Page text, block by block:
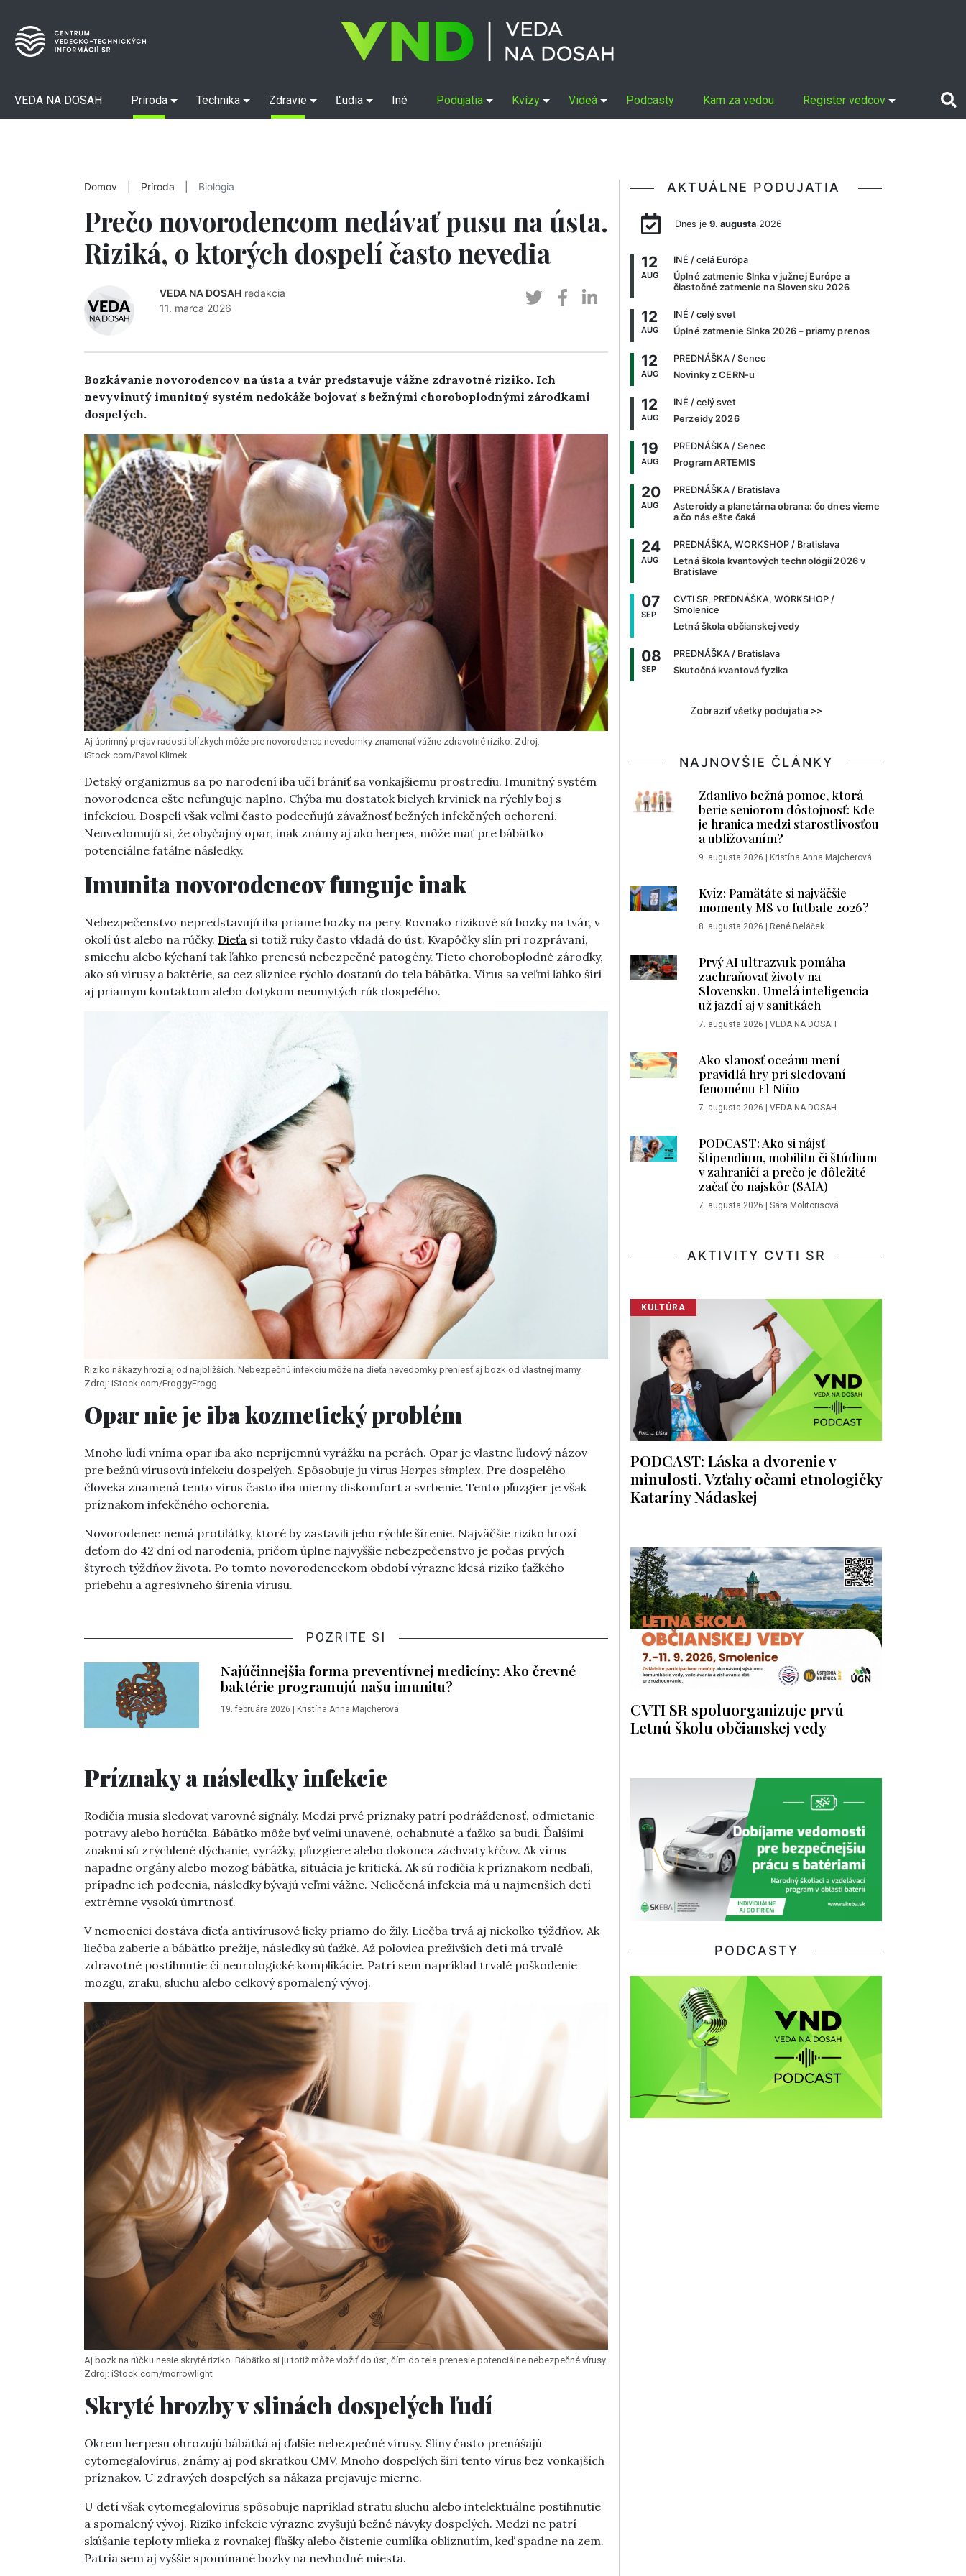
VEDA NA DOSAH Príroda Technika Zdravie Ľudia Iné Podujatia Kvízy Videá Podcasty Kam za vedou Register vedcov
Domov Príroda Biológia
Prečo novorodencom nedávať pusu na ústa.
Riziká, o ktorých dospelí často nevedia
VEDA NA DOSAH redakcia
11. marca 2026
Bozkávanie novorodencov na ústa a tvár predstavuje vážne zdravotné riziko. Ich
nevyvinutý imunitný systém nedokáže bojovať s bežnými choroboplodnými zárodkami
dospelých.
Aj úprimný prejav radosti blízkych môže pre novorodenca nevedomky znamenať vážne zdravotné riziko. Zdroj:
iStock.com/Pavol Klimek
Detský organizmus sa po narodení iba učí brániť sa vonkajšiemu prostrediu. Imunitný systém
novorodenca ešte nefunguje naplno. Chýba mu dostatok bielych krviniek na rýchly boj s
infekciou. Dospelí však veľmi často podceňujú závažnosť bežných infekčných ochorení.
Neuvedomujú si, že obyčajný opar, inak známy aj ako herpes, môže mať pre bábätko
potenciálne fatálne následky.
Imunita novorodencov funguje inak
Nebezpečenstvo nepredstavujú iba priame bozky na pery. Rovnako rizikové sú bozky na tvár, v
okolí úst alebo na rúčky. Dieťa si totiž ruky často vkladá do úst. Kvapôčky slín pri rozprávaní,
smiechu alebo kýchaní tak ľahko prenesú nebezpečné patogény. Tieto choroboplodné zárodky,
ako sú vírusy a baktérie, sa cez sliznice rýchlo dostanú do tela bábätka. Vírus sa veľmi ľahko šíri
aj priamym kontaktom alebo dotykom neumytých rúk dospelého.
Riziko nákazy hrozí aj od najbližších. Nebezpečnú infekciu môže na dieťa nevedomky preniesť aj bozk od vlastnej mamy.
Zdroj: iStock.com/FroggyFrogg
Opar nie je iba kozmetický problém
Mnoho ľudí vníma opar iba ako nepríjemnú vyrážku na perách. Opar je vlastne ľudový názov
pre bežnú vírusovú infekciu dospelých. Spôsobuje ju vírus Herpes simplex. Pre dospelého
človeka znamená tento vírus často iba mierny diskomfort a svrbenie. Tento pľuzgier je však
príznakom infekčného ochorenia.
Novorodenec nemá protilátky, ktoré by zastavili jeho rýchle šírenie. Najväčšie riziko hrozí
deťom do 42 dní od narodenia, pričom úplne najvyššie nebezpečenstvo je počas prvých
štyroch týždňov života. Po tomto novorodeneckom období výrazne klesá riziko ťažkého
priebehu a agresívneho šírenia vírusu.
POZRITE SI
Najúčinnejšia forma preventívnej medicíny: Ako črevné
baktérie programujú našu imunitu?
19. februára 2026 Kristína Anna Majcherová
Príznaky a následky infekcie
Rodičia musia sledovať varovné signály. Medzi prvé príznaky patrí podráždenosť, odmietanie
potravy alebo horúčka. Bábätko môže byť veľmi unavené, ochabnuté a ťažko sa budí. Ďalšími
znakmi sú zrýchlené dýchanie, vyrážky, pľuzgiere alebo dokonca záchvaty kŕčov. Ak vírus
napadne orgány alebo mozog bábätka, situácia je kritická. Ak sú rodičia k príznakom nedbalí,
prípadne ich podcenia, následky bývajú veľmi vážne. Neliečená infekcia má u najmenších detí
extrémne vysokú úmrtnosť.
V nemocnici dostáva dieťa antivírusové lieky priamo do žily. Liečba trvá aj niekoľko týždňov. Ak
liečba zaberie a bábätko prežije, následky sú ťažké. Až polovica preživších detí má trvalé
zdravotné postihnutie či neurologické komplikácie. Patrí sem napríklad trvalé poškodenie
mozgu, zraku, sluchu alebo celkový spomalený vývoj.
Aj bozk na rúčku nesie skryté riziko. Bábätko si ju totiž môže vložiť do úst, čím do tela prenesie potenciálne nebezpečné vírusy.
Zdroj: iStock.com/morrowlight
Skryté hrozby v slinách dospelých ľudí
Okrem herpesu ohrozujú bábätká aj ďalšie nebezpečné vírusy. Sliny často prenášajú
cytomegalovírus, známy aj pod skratkou CMV. Mnoho dospelých šíri tento vírus bez vonkajších
príznakov. U zdravých dospelých sa nákaza prejavuje mierne.
U detí však cytomegalovírus spôsobuje napríklad stratu sluchu alebo intelektuálne postihnutie
a spomalený vývoj. Riziko infekcie výrazne zvyšujú bežné návyky dospelých. Medzi ne patrí
skúšanie teploty mlieka z rovnakej fľašky alebo čistenie cumlíka obliznutím, keď spadne na zem.
Patria sem aj vyššie spomínané bozky na nevhodné miesta.
AKTUÁLNE PODUJATIA
Dnes je 9. augusta2026
12
AUG
INÉ / celá Európa
Úplné zatmenie Slnka v južnej Európe a
čiastočné zatmenie na Slovensku 2026
12
AUG
INÉ / celý svet
Úplné zatmenie Slnka 2026 – priamy prenos
12
AUG
PREDNÁŠKA / Senec
Novinky z CERN-u
12
AUG
INÉ / celý svet
Perzeidy 2026
19
AUG
PREDNÁŠKA / Senec
Program ARTEMIS
20
AUG
PREDNÁŠKA / Bratislava
Asteroidy a planetárna obrana: čo dnes vieme
a čo nás ešte čaká
24
AUG
PREDNÁŠKA, WORKSHOP / Bratislava
Letná škola kvantových technológií 2026 v
Bratislave
07
SEP
CVTI SR, PREDNÁŠKA, WORKSHOP /
Smolenice
Letná škola občianskej vedy
08
SEP
PREDNÁŠKA / Bratislava
Skutočná kvantová fyzika
Zobraziť všetky podujatia >>
NAJNOVŠIE ČLÁNKY
Zdanlivo bežná pomoc, ktorá
berie seniorom dôstojnosť: Kde
je hranica medzi starostlivosťou
a ubližovaním?
9. augusta 2026 | Kristína Anna Majcherová
Kvíz: Pamätáte si najväčšie
momenty MS vo futbale 2026?
8. augusta 2026 | René Beláček
Prvý AI ultrazvuk pomáha
zachraňovať životy na
Slovensku. Umelá inteligencia
už jazdí aj v sanitkách
7. augusta 2026 | VEDA NA DOSAH
Ako slanosť oceánu mení
pravidlá hry pri sledovaní
fenoménu El Niño
7. augusta 2026 | VEDA NA DOSAH
PODCAST: Ako si nájsť
štipendium, mobilitu či štúdium
v zahraničí a prečo je dôležité
začať čo najskôr (SAIA)
7. augusta 2026 | Sára Molitorisová
AKTIVITY CVTI SR
KULTÚRA
PODCAST: Láska a dvorenie v
minulosti. Vzťahy očami etnologičky
Kataríny Nádaskej
CVTI SR spoluorganizuje prvú
Letnú školu občianskej vedy
PODCASTY